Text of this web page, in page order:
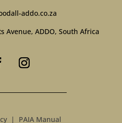
addo.co.za
Avenue, ADDO, South Africa
| PAIA Manual